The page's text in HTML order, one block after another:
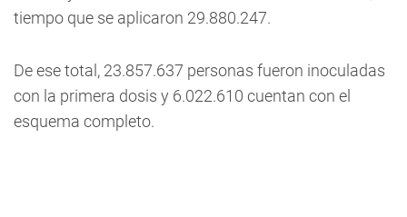
tiempo que se aplicaron 29.880.247.
De ese total, 23.857.637 personas fueron inoculadas
con la primera dosis y 6.022.610 cuentan con el
esquema completo.